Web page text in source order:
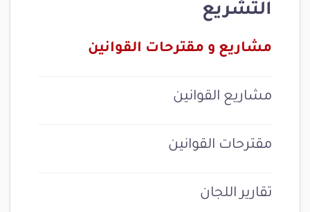
التشريع
مشاريع و مقترحات القوانين
مشاريع القوانين
مقترحات القوانين
تقارير اللجان